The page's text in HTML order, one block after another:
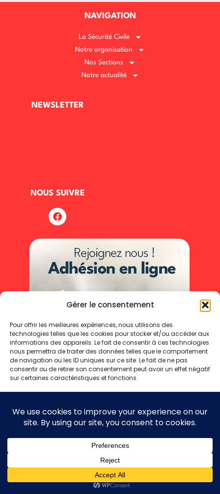
Gérer le consentement
Pour offrir les meilleures expériences, nous utilisons des
technologies telles que les cookies pour stocker et/ou accéder aux
informations des appareils. Le fait de consentir à ces technologies
nous permettra de traiter des données telles que le comportement
de navigation ou les ID uniques sur ce site. Le fait de ne pas
consentir ou de retirer son consentement peut avoir un effet négatif
sur certaines caractéristiques et fonctions.
Refuser
Voir les préférences
Politique de cookiesPolitique de confidentialité
NAVIGATION
La Sécurité Civile
Notre organisation
Nos Sections
Notre actualité
NEWSLETTER
NOUS SUIVRE
Mentions légales
Politique de confidentialité
Copyright 2025 © - Toute reproduction même partielle interdite